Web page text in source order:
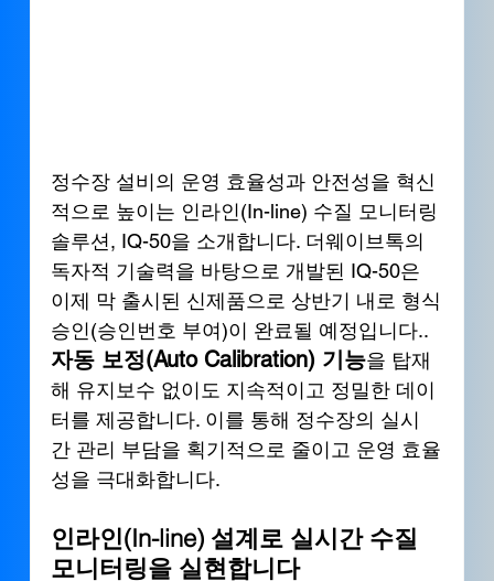
정수장 설비의 운영 효율성과 안전성을 혁신
적으로 높이는 인라인(In-line) 수질 모니터링
솔루션, IQ-50을 소개합니다. 더웨이브톡의
독자적 기술력을 바탕으로 개발된 IQ-50은
이제 막 출시된 신제품으로 상반기 내로 형식
승인(승인번호 부여)이 완료될 예정입니다..
자동 보정(Auto Calibration) 기능을 탑재
해 유지보수 없이도 지속적이고 정밀한 데이
터를 제공합니다. 이를 통해 정수장의 실시
간 관리 부담을 획기적으로 줄이고 운영 효율
성을 극대화합니다.
인라인(In-line) 설계로 실시간 수질
모니터링을 실현합니다